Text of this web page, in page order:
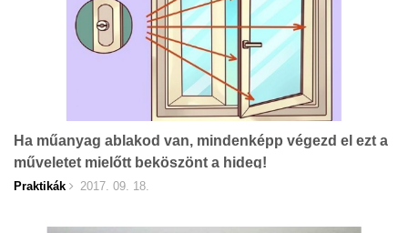
Ha műanyag ablakod van, mindenképp végezd el ezt a
műveletet mielőtt beköszönt a hideg!
Praktikák 2017. 09. 18.